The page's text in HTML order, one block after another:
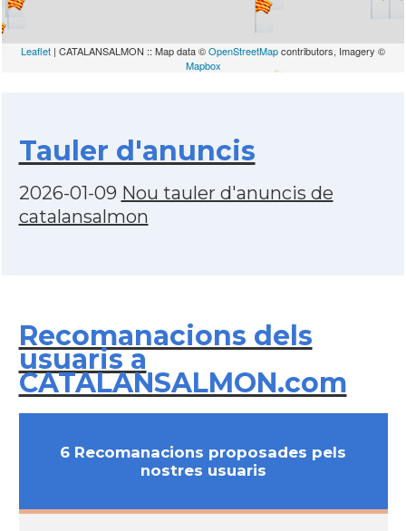
Leaflet | CATALANSALMON :: Map data ©OpenStreetMapcontributors, Imagery ©
Mapbox
Tauler d'anuncis
2026-01-09 Nou tauler d'anuncis de
catalansalmon
Recomanacions dels
usuaris a
CATALANSALMON.com
6 Recomanacions proposades pels
nostres usuaris